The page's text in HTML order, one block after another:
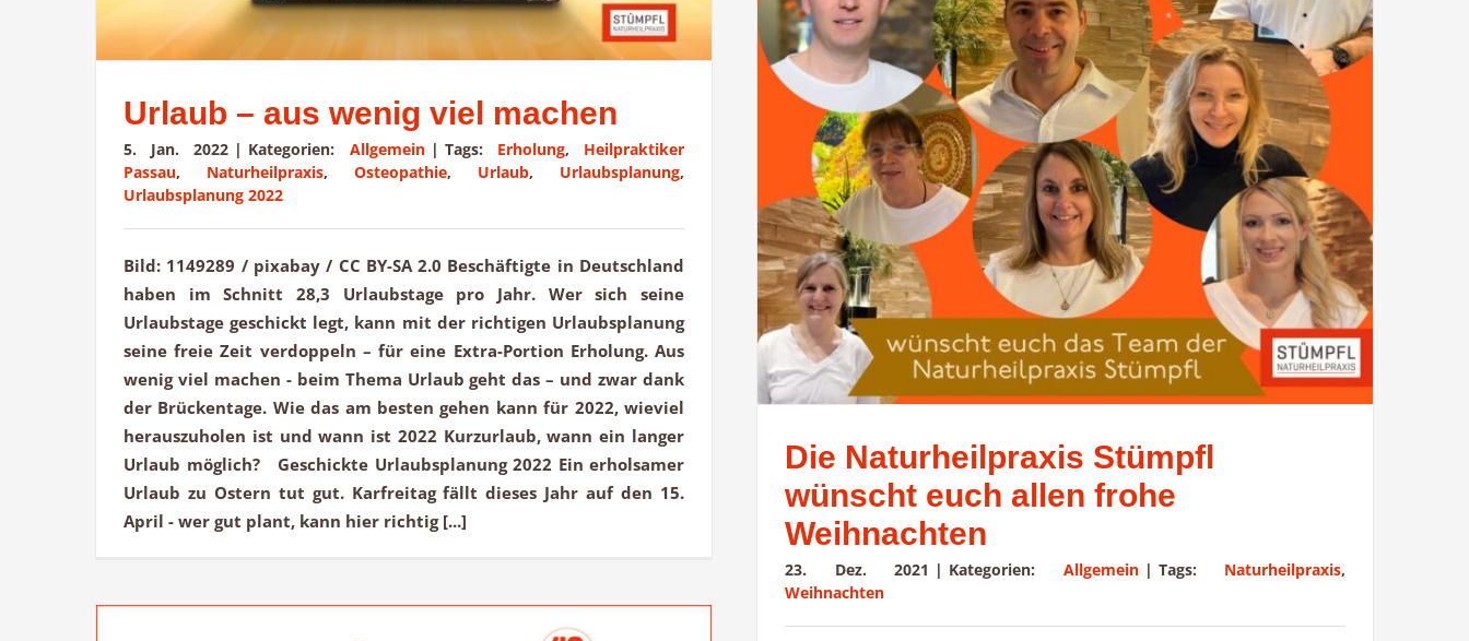
Urlaub – aus wenig viel machen
5. Jan. 2022 | Kategorien: Allgemein | Tags: Erholung, Heilpraktiker
Passau, Naturheilpraxis, Osteopathie, Urlaub, Urlaubsplanung,
Urlaubsplanung 2022
Bild: 1149289 / pixabay / CC BY-SA 2.0 Beschäftigte in Deutschland
haben im Schnitt 28,3 Urlaubstage pro Jahr. Wer sich seine
Urlaubstage geschickt legt, kann mit der richtigen Urlaubsplanung
seine freie Zeit verdoppeln – für eine Extra-Portion Erholung. Aus
wenig viel machen - beim Thema Urlaub geht das – und zwar dank
der Brückentage. Wie das am besten gehen kann für 2022, wieviel
herauszuholen ist und wann ist 2022 Kurzurlaub, wann ein langer
Urlaub möglich? Geschickte Urlaubsplanung 2022 Ein erholsamer
Urlaub zu Ostern tut gut. Karfreitag fällt dieses Jahr auf den 15.
April - wer gut plant, kann hier richtig [...]
Die Naturheilpraxis Stümpfl
wünscht euch allen frohe
Weihnachten
23. Dez. 2021 | Kategorien: Allgemein | Tags: Naturheilpraxis,
Weihnachten